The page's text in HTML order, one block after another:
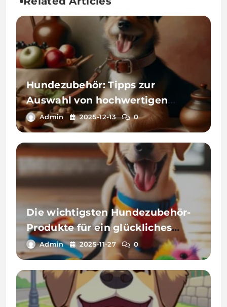
Hundezubehör: Tipps zur
Auswahl von hochwertigen
Produkten
Admin 2025-12-13 0
Die wichtigsten Hundezubehör-
Produkte für ein glückliches
Haustier
Admin 2025-11-27 0